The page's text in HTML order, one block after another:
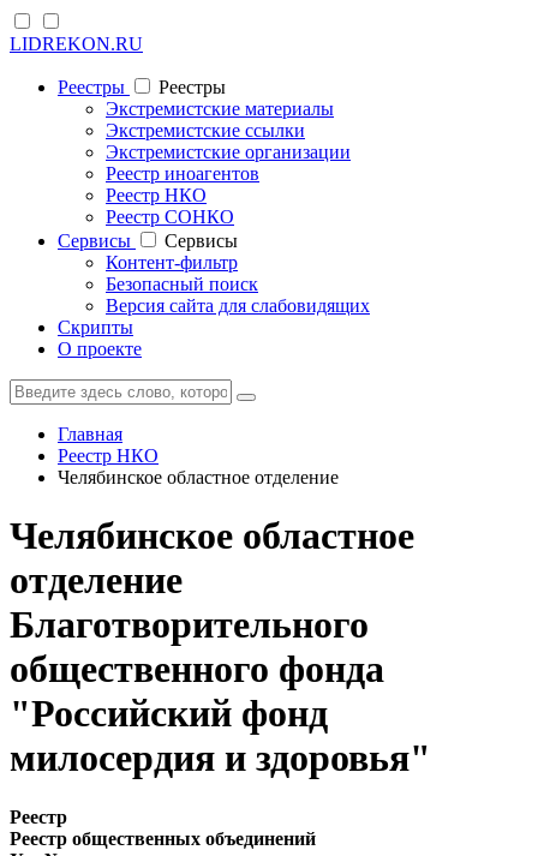
LIDREKON.RU
Реестры
Реестры
Экстремистские материалы
Экстремистские ссылки
Экстремистские организации
Реестр иноагентов
Реестр НКО
Реестр СОНКО
Cервисы
Cервисы
Контент-фильтр
Безопасный поиск
Версия сайта для слабовидящих
Скрипты
О проекте
Главная
Реестр НКО
Челябинское областное отделение
Челябинское областное
отделение
Благотворительного
общественного фонда
"Российский фонд
милосердия и здоровья"
Реестр
Реестр общественных объединений